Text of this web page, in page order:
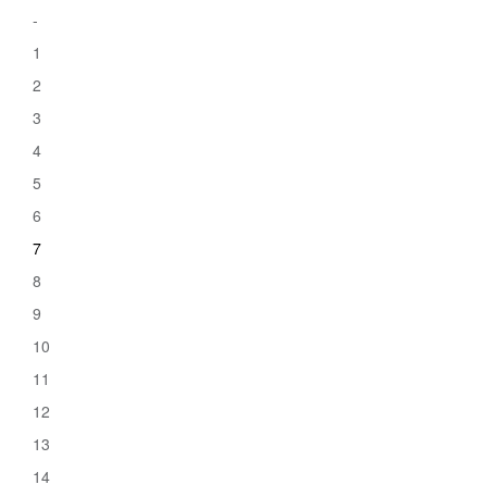
-
1
2
3
4
5
6
7
8
9
10
11
12
13
14